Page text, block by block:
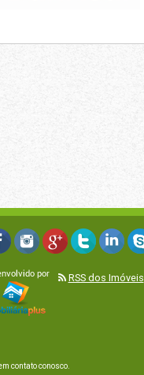
RSS dos Imóveis
contato conosco.